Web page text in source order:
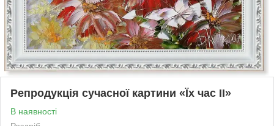
Репродукція сучасної картини «Їх час II»
В наявності